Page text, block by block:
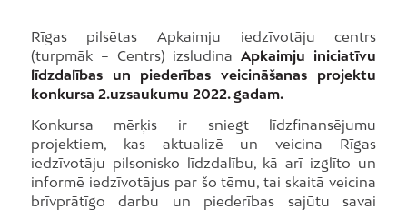
Rīgas pilsētas Apkaimju iedzīvotāju centrs
(turpmāk – Centrs) izsludinaApkaimju iniciatīvu
līdzdalības un piederības veicināšanas projektu
konkursa 2.uzsaukumu 2022. gadam.
Konkursa mērķis ir sniegt līdzfinansējumu
projektiem, kas aktualizē un veicina Rīgas
iedzīvotāju pilsonisko līdzdalību, kā arī izglīto un
informē iedzīvotājus par šo tēmu, tai skaitā veicina
brīvprātīgo darbu un piederības sajūtu savai